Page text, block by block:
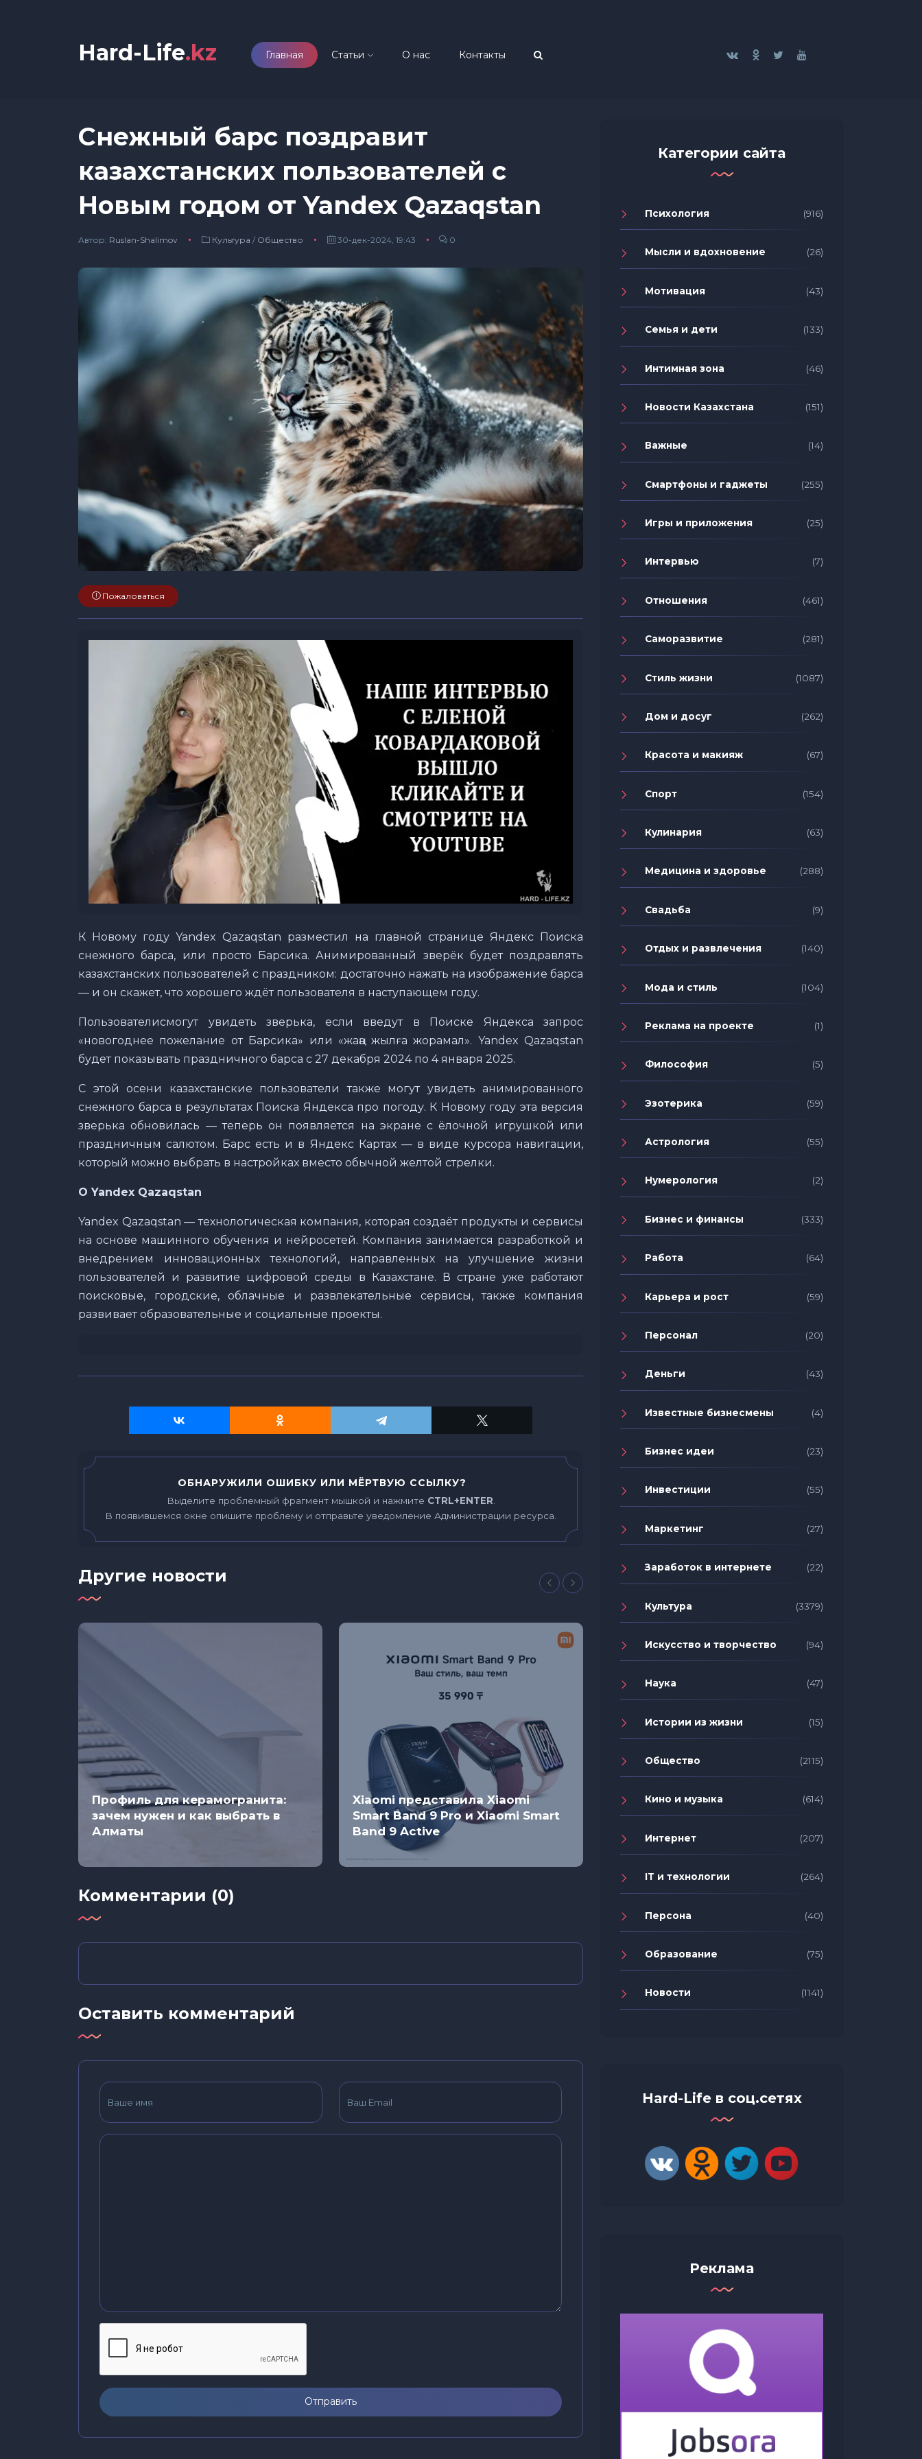
Hard-Life.kz Главная Статьи О нас Контакты
Снежный барс поздравит
казахстанских пользователей с
Новым годом от Yandex Qazaqstan
Автор: Ruslan-Shalimov Культура / Общество 30-дек-2024, 19:43 0
Пожаловаться
К Новому году Yandex Qazaqstan разместил на главной странице Яндекс Поиска
снежного барса, или просто Барсика. Анимированный зверёк будет поздравлять
казахстанских пользователей с праздником: достаточно нажать на изображение барса
— и он скажет, что хорошего ждёт пользователя в наступающем году.
Пользователисмогут увидеть зверька, если введут в Поиске Яндекса запрос
«новогоднее пожелание от Барсика» или «жаңа жылға жорамал». Yandex Qazaqstan
будет показывать праздничного барса с 27 декабря 2024 по 4 января 2025.
С этой осени казахстанские пользователи также могут увидеть анимированного
снежного барса в результатах Поиска Яндекса про погоду. К Новому году эта версия
зверька обновилась — теперь он появляется на экране с ёлочной игрушкой или
праздничным салютом. Барс есть и в Яндекс Картах — в виде курсора навигации,
который можно выбрать в настройках вместо обычной желтой стрелки.
О Yandex Qazaqstan
Yandex Qazaqstan — технологическая компания, которая создаёт продукты и сервисы
на основе машинного обучения и нейросетей. Компания занимается разработкой и
внедрением инновационных технологий, направленных на улучшение жизни
пользователей и развитие цифровой среды в Казахстане. В стране уже работают
поисковые, городские, облачные и развлекательные сервисы, также компания
развивает образовательные и социальные проекты.
ОБНАРУЖИЛИ ОШИБКУ ИЛИ МЁРТВУЮ ССЫЛКУ?
Выделите проблемный фрагмент мышкой и нажмите CTRL+ENTER
В появившемся окне опишите проблему и отправьте уведомление Администрации ресурса.
Другие новости
Профиль для керамогранита:
зачем нужен и как выбрать в
Алматы
Xiaomi представила Xiaomi
Smart Band 9 Pro и Xiaomi Smart
Band 9 Active
Уроки кино-сложения: девять
играют важную роль
Комментарии (0)
Оставить комментарий
Отправить
Категории сайта
Психология (916)
Мысли и вдохновение (26)
Мотивация (43)
Семья и дети (133)
Интимная зона (46)
Новости Казахстана (151)
Важные (14)
Смартфоны и гаджеты (255)
Игры и приложения (25)
Интервью (7)
Отношения (461)
Саморазвитие (281)
Стиль жизни (1087)
Дом и досуг (262)
Красота и макияж (67)
Спорт (154)
Кулинария (63)
Медицина и здоровье (288)
Свадьба (9)
Отдых и развлечения (140)
Мода и стиль (104)
Реклама на проекте (1)
Философия (5)
Эзотерика (59)
Астрология (55)
Нумерология (2)
Бизнес и финансы (333)
Работа (64)
Карьера и рост (59)
Персонал (20)
Деньги (43)
Известные бизнесмены (4)
Бизнес идеи (23)
Инвестиции (55)
Маркетинг (27)
Заработок в интернете (22)
Культура (3379)
Искусство и творчество (94)
Наука (47)
Истории из жизни (15)
Общество (2115)
Кино и музыка (614)
Интернет (207)
IT и технологии (264)
Персона (40)
Образование (75)
Новости (1141)
Hard-Life в соц.сетях
Реклама